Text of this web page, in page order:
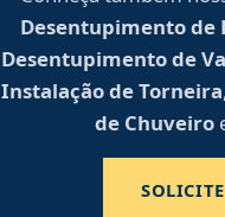
Desentupimento de
Desentupimento de
Instalação de Torneira,
de Chuveiro